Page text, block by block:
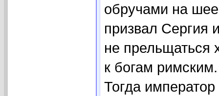
обручами на
призвал Сергия
не прельщаться
к богам
Тогда